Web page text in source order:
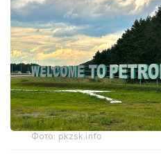
Фото: pkzsk.info